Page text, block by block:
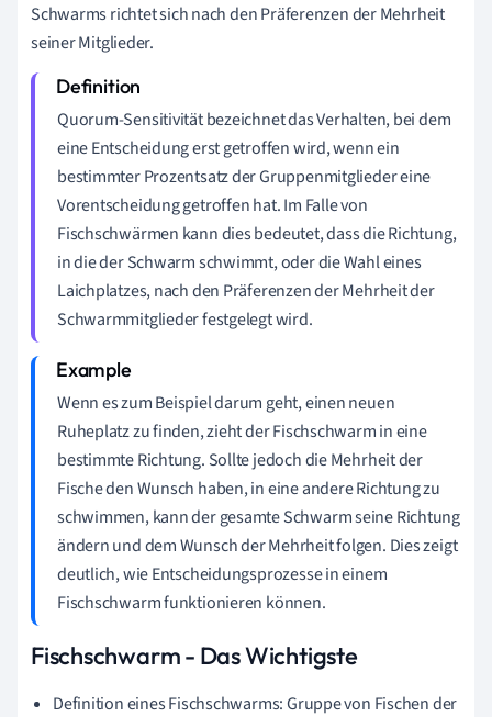
Schwarms richtet sich nach den Präferenzen der Mehrheit
seiner Mitglieder.
Quorum-Sensitivität bezeichnet das Verhalten, bei dem
eine Entscheidung erst getroffen wird, wenn ein
bestimmter Prozentsatz der Gruppenmitglieder eine
Vorentscheidung getroffen hat. Im Falle von
Fischschwärmen kann dies bedeutet, dass die Richtung,
in die der Schwarm schwimmt, oder die Wahl eines
Laichplatzes, nach den Präferenzen der Mehrheit der
Schwarmmitglieder festgelegt wird.
Wenn es zum Beispiel darum geht, einen neuen
Ruheplatz zu finden, zieht der Fischschwarm in eine
bestimmte Richtung. Sollte jedoch die Mehrheit der
Fische den Wunsch haben, in eine andere Richtung zu
schwimmen, kann der gesamte Schwarm seine Richtung
ändern und dem Wunsch der Mehrheit folgen. Dies zeigt
deutlich, wie Entscheidungsprozesse in einem
Fischschwarm funktionieren können.
Fischschwarm - Das Wichtigste
Definition eines Fischschwarms: Gruppe von Fischen der